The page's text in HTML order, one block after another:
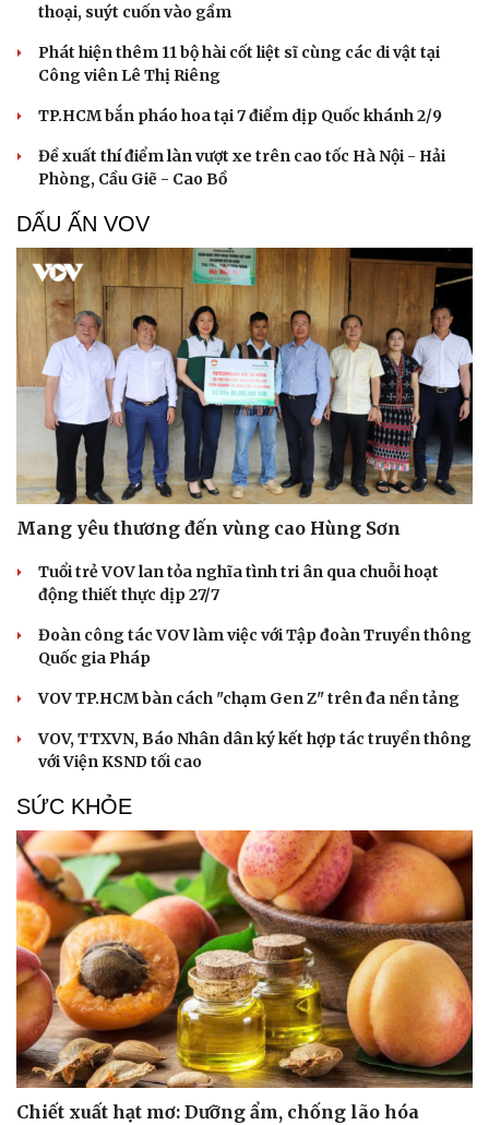
thoại, suýt cuốn vào gầm
Phát hiện thêm 11 bộ hài cốt liệt sĩ cùng các di vật tại
Công viên Lê Thị Riêng
TP.HCM bắn pháo hoa tại 7 điểm dịp Quốc khánh 2/9
Đề xuất thí điểm làn vượt xe trên cao tốc Hà Nội - Hải
Phòng, Cầu Giẽ - Cao Bồ
DẤU ẤN VOV
Mang yêu thương đến vùng cao Hùng Sơn
Tuổi trẻ VOV lan tỏa nghĩa tình tri ân qua chuỗi hoạt
động thiết thực dịp 27/7
Đoàn công tác VOV làm việc với Tập đoàn Truyền thông
Quốc gia Pháp
VOV TP.HCM bàn cách "chạm Gen Z" trên đa nền tảng
VOV, TTXVN, Báo Nhân dân ký kết hợp tác truyền thông
với Viện KSND tối cao
SỨC KHỎE
Chiết xuất hạt mơ: Dưỡng ẩm, chống lão hóa